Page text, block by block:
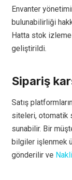
Envanter
bulunabilirliği
Hatta stok
geliştirildi.
Sipariş
Satış
siteleri, otomatik
sunabilir. Bir
bilgiler işlenmek
gönderilir ve